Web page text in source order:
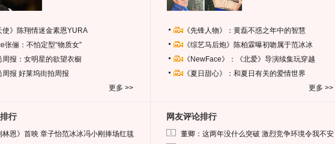
使》陈翔情迷金素恩YURA
张俪：不怕定型“物质女”
周报：女明星的欲望衣橱
周报 好莱坞街拍周报
更多 >>
《先锋人物》：黄磊不惑之年中的智慧
《综艺马后炮》陈柏霖曝初吻属于范冰冰
《NewFace》：《北爱》导演续集玩穿越
《夏日甜心》：和夏日有关的爱情世界
更多 >>
行
林恩》首映 章子怡范冰冰冯小刚捧场红毯
网友评论排行
1 董卿：这两年没什么突破 激烈竞争环境令我不安